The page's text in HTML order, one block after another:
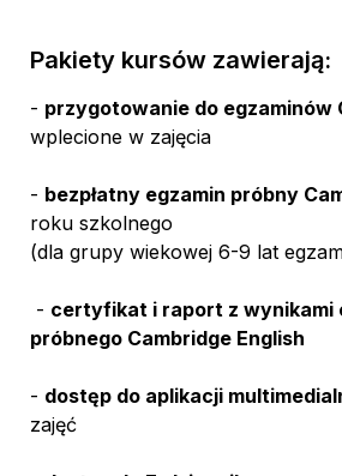
Pakiety kursów zawierają:
-
wplecione w zajęcia
- bezpłatny egzamin próbny
roku szkolnego
(dla grupy wiekowej 6-9 lat
- certyfikat i raport z wynikami
próbnego Cambridge English
- dostęp do aplikacji
zajęć